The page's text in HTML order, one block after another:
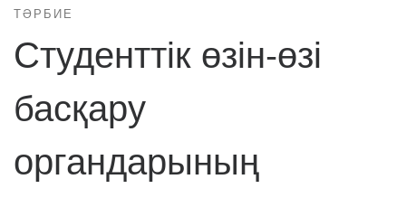
ТӘРБИЕ
Студенттік өзін-өзі
басқару
органдарының